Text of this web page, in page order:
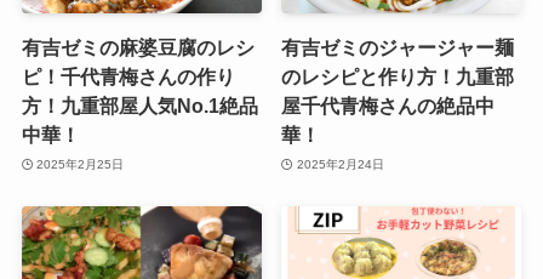
有吉ゼミの麻婆豆腐のレシ
ピ！千代青梅さんの作り
方！九重部屋人気No.1絶品
中華！
2025年2月25日
有吉ゼミのジャージャー麺
のレシピと作り方！九重部
屋千代青梅さんの絶品中
華！
2025年2月24日